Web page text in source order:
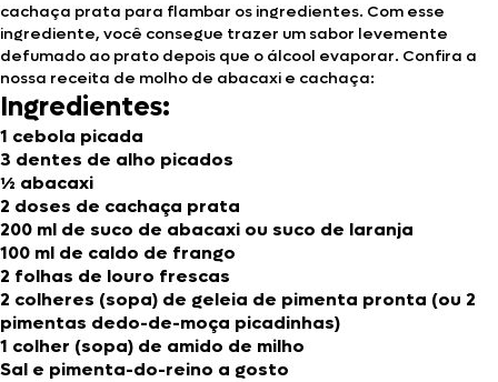
cachaça prata para flambar os ingredientes. Com esse
ingrediente, você consegue trazer um sabor levemente
defumado ao prato depois que o álcool evaporar. Confira a
nossa receita de molho de abacaxi e cachaça:
Ingredientes:
1 cebola picada
3 dentes de alho picados
½ abacaxi
2 doses de cachaça prata
200 ml de suco de abacaxi ou suco de laranja
100 ml de caldo de frango
2 folhas de louro frescas
2 colheres (sopa) de geleia de pimenta pronta (ou 2
pimentas dedo-de-moça picadinhas)
1 colher (sopa) de amido de milho
Sal e pimenta-do-reino a gosto